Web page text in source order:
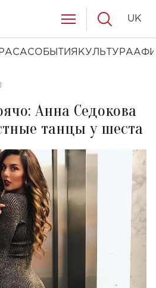
СОБЫТИЯ КУЛЬТУРА
UK
Анна Седокова
танцы у шеста